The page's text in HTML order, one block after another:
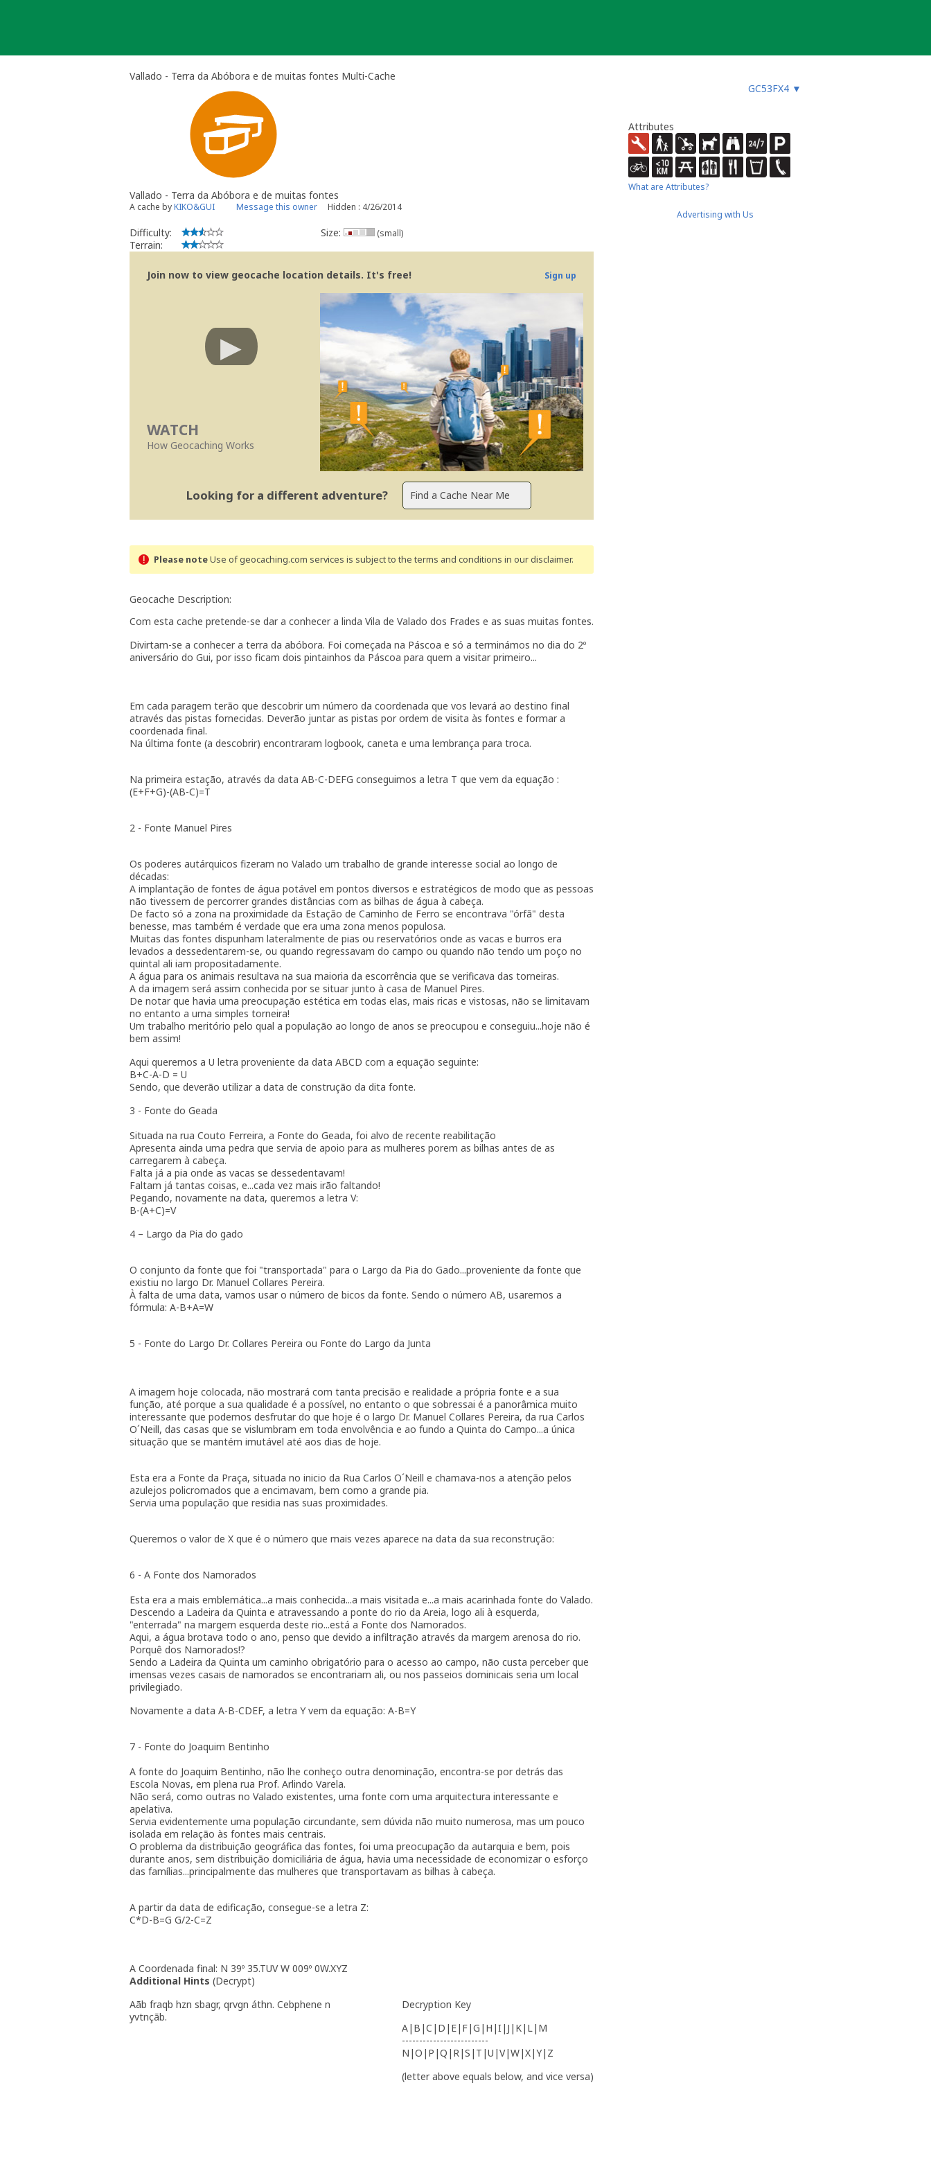
Vallado - Terra da Abóbora e de muitas fontes Multi-Cache
GC53FX4 ▼
Vallado - Terra da Abóbora e de muitas fontes
A cache byKIKO&GUI Message this owner Hidden : 4/26/2014
Difficulty:
Terrain:
Size: (small)
Join now to view geocache location details. It's free! Sign up
WATCH
How Geocaching Works
Looking for a different adventure?
Please noteUse of geocaching.com services is subject to the terms and conditions in our disclaimer.
Geocache Description:
Com esta cache pretende-se dar a conhecer a linda Vila de Valado dos Frades e as suas muitas fontes.
Divirtam-se a conhecer a terra da abóbora. Foi começada na Páscoa e só a terminámos no dia do 2º
aniversário do Gui, por isso ficam dois pintainhos da Páscoa para quem a visitar primeiro...
Em cada paragem terão que descobrir um número da coordenada que vos levará ao destino final
através das pistas fornecidas. Deverão juntar as pistas por ordem de visita às fontes e formar a
coordenada final.
Na última fonte (a descobrir) encontraram logbook, caneta e uma lembrança para troca.
Na primeira estação, através da data AB-C-DEFG conseguimos a letra T que vem da equação :
(E+F+G)-(AB-C)=T
2 - Fonte Manuel Pires
Os poderes autárquicos fizeram no Valado um trabalho de grande interesse social ao longo de
décadas:
A implantação de fontes de água potável em pontos diversos e estratégicos de modo que as pessoas
não tivessem de percorrer grandes distâncias com as bilhas de água à cabeça.
De facto só a zona na proximidade da Estação de Caminho de Ferro se encontrava "órfã" desta
benesse, mas também é verdade que era uma zona menos populosa.
Muitas das fontes dispunham lateralmente de pias ou reservatórios onde as vacas e burros era
levados a dessedentarem-se, ou quando regressavam do campo ou quando não tendo um poço no
quintal ali iam propositadamente.
A água para os animais resultava na sua maioria da escorrência que se verificava das torneiras.
A da imagem será assim conhecida por se situar junto à casa de Manuel Pires.
De notar que havia uma preocupação estética em todas elas, mais ricas e vistosas, não se limitavam
no entanto a uma simples torneira!
Um trabalho meritório pelo qual a população ao longo de anos se preocupou e conseguiu...hoje não é
bem assim!
Aqui queremos a U letra proveniente da data ABCD com a equação seguinte:
B+C-A-D = U
Sendo, que deverão utilizar a data de construção da dita fonte.
3 - Fonte do Geada
Situada na rua Couto Ferreira, a Fonte do Geada, foi alvo de recente reabilitação
Apresenta ainda uma pedra que servia de apoio para as mulheres porem as bilhas antes de as
carregarem à cabeça.
Falta já a pia onde as vacas se dessedentavam!
Faltam já tantas coisas, e...cada vez mais irão faltando!
Pegando, novamente na data, queremos a letra V:
B-(A+C)=V
4 – Largo da Pia do gado
O conjunto da fonte que foi "transportada" para o Largo da Pia do Gado...proveniente da fonte que
existiu no largo Dr. Manuel Collares Pereira.
À falta de uma data, vamos usar o número de bicos da fonte. Sendo o número AB, usaremos a
fórmula: A-B+A=W
5 - Fonte do Largo Dr. Collares Pereira ou Fonte do Largo da Junta
A imagem hoje colocada, não mostrará com tanta precisão e realidade a própria fonte e a sua
função, até porque a sua qualidade é a possível, no entanto o que sobressai é a panorâmica muito
interessante que podemos desfrutar do que hoje é o largo Dr. Manuel Collares Pereira, da rua Carlos
O´Neill, das casas que se vislumbram em toda envolvência e ao fundo a Quinta do Campo...a única
situação que se mantém imutável até aos dias de hoje.
Esta era a Fonte da Praça, situada no inicio da Rua Carlos O´Neill e chamava-nos a atenção pelos
azulejos policromados que a encimavam, bem como a grande pia.
Servia uma população que residia nas suas proximidades.
Queremos o valor de X que é o número que mais vezes aparece na data da sua reconstrução:
6 - A Fonte dos Namorados
Esta era a mais emblemática...a mais conhecida...a mais visitada e...a mais acarinhada fonte do Valado.
Descendo a Ladeira da Quinta e atravessando a ponte do rio da Areia, logo ali à esquerda,
"enterrada" na margem esquerda deste rio...está a Fonte dos Namorados.
Aqui, a água brotava todo o ano, penso que devido a infiltração através da margem arenosa do rio.
Porquê dos Namorados!?
Sendo a Ladeira da Quinta um caminho obrigatório para o acesso ao campo, não custa perceber que
imensas vezes casais de namorados se encontrariam ali, ou nos passeios dominicais seria um local
privilegiado.
Novamente a data A-B-CDEF, a letra Y vem da equação: A-B=Y
7 - Fonte do Joaquim Bentinho
A fonte do Joaquim Bentinho, não lhe conheço outra denominação, encontra-se por detrás das
Escola Novas, em plena rua Prof. Arlindo Varela.
Não será, como outras no Valado existentes, uma fonte com uma arquitectura interessante e
apelativa.
Servia evidentemente uma população circundante, sem dúvida não muito numerosa, mas um pouco
isolada em relação às fontes mais centrais.
O problema da distribuição geográfica das fontes, foi uma preocupação da autarquia e bem, pois
durante anos, sem distribuição domiciliária de água, havia uma necessidade de economizar o esforço
das famílias...principalmente das mulheres que transportavam as bilhas à cabeça.
A partir da data de edificação, consegue-se a letra Z:
C*D-B=G G/2-C=Z
A Coordenada final: N 39º 35.TUV W 009º 0W.XYZ
Additional Hints (Decrypt)
Aãb fraqb hzn sbagr, qrvgn áthn. Cebphene n
yvtnçãb.
Decryption Key
A|B|C|D|E|F|G|H|I|J|K|L|M
-------------------------
N|O|P|Q|R|S|T|U|V|W|X|Y|Z
(letter above equals below, and vice versa)
Attributes
What are Attributes?
Advertising with Us